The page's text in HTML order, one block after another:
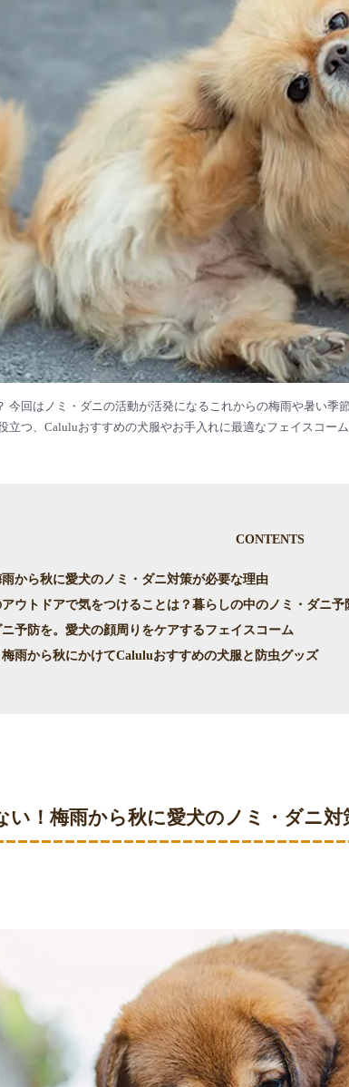
今回はノミ・ダニの活動が活発になるこれからの梅雨や暑い
立つ、Caluluおすすめの犬服やお手入れに最適なフェイスコー
CONTENTS
から秋に愛犬のノミ・ダニ対策が必要な理由
ウトドアで気をつけることは？暮らしの中のノミ・ダニ予
予防を。愛犬の顔周りをケアするフェイスコーム
雨から秋にかけてCaluluおすすめの犬服と防虫グッズ
い！梅雨から秋に愛犬のノミ・ダニ対